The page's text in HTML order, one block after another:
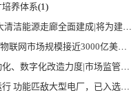
养体系(1)
体系、保障国家能源安全、实现“双碳”目标提供有力支撑
智慧工厂、智慧城市、智慧电网等将占60%以上
业和信息化部 关于促进企业计量能力提升的指导意见
敌大型电厂，已入选国际典型案例